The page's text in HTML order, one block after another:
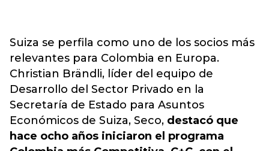
Suiza se perfila como uno de los socios más
relevantes para Colombia en Europa.
Christian Brändli, líder del equipo de
Desarrollo del Sector Privado en la
Secretaría de Estado para Asuntos
Económicos de Suiza, Seco, destacó que
hace ocho años iniciaron el programa